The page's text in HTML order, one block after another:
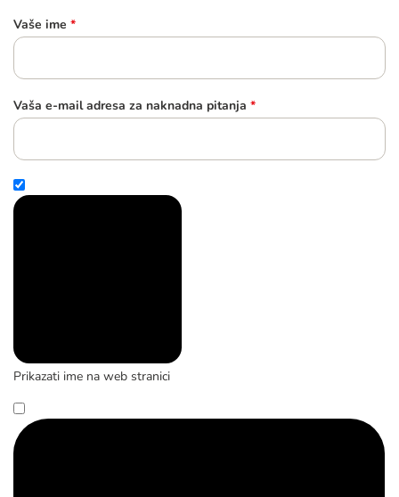
Vaše ime *
Vaša e-mail adresa za naknadna pitanja *
Prikazati ime na web stranici